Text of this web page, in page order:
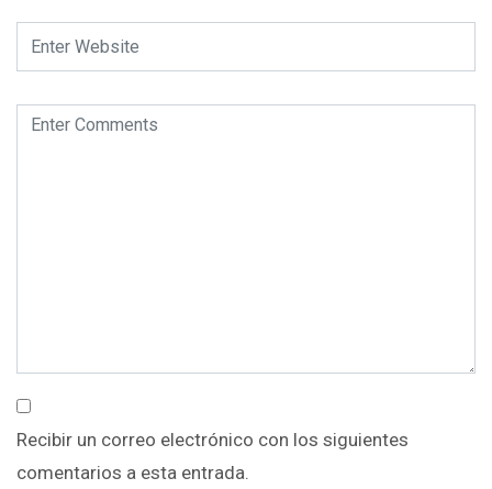
Recibir un correo electrónico con los siguientes
comentarios a esta entrada.